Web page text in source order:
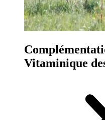
Vitaminique